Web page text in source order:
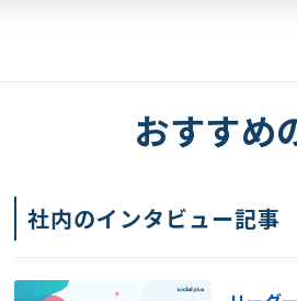
おすすめ
社内のインタビュー記事